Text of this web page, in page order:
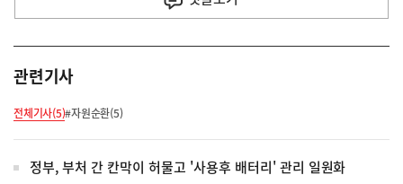
관련기사
전체기사(5)#자원순환(5)
정부, 부처 간 칸막이 허물고 '사용후 배터리' 관리 일원화